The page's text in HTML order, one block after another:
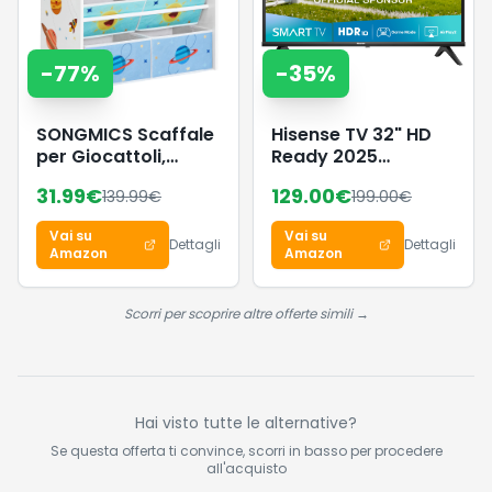
-77%
SONGMICS Scaffale
per Giocattoli,
con 7 Contenitori in
Tessuto, Libreria per
Bambini,
Organizzatore
Giochi, 29,5 x 62,5 x
60 cm, Bianco
31.99€139.99€
Vai su
Amazon
Dettagli
-35%
Hisense TV 32" HD
Ready 2025
VIDAA U8, Airplay2,
Game Mode, Works
with Alexa, Tuner
DVB-T2/S2 HEVC 10,
lativù, 32'', 2025 LED
129.00€199.00€
Vai su
Amazon
Dettagli
Scorri per scoprire altre offerte simili →
Hai visto tutte le alternative?
Se questa offerta ti convince, scorri in basso per procedere
all'acquisto